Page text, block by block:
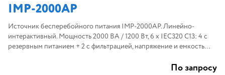
IMP-2000AP
Источник бесперебойного питания IMP-2000AP. Линейно-
интерактивный. Мощность 2000 ВА / 1200 Вт, 6 х IEC320 С13: 4 с
резервным питанием + 2 с фильтрацией, напряжение и емкость
По запросу